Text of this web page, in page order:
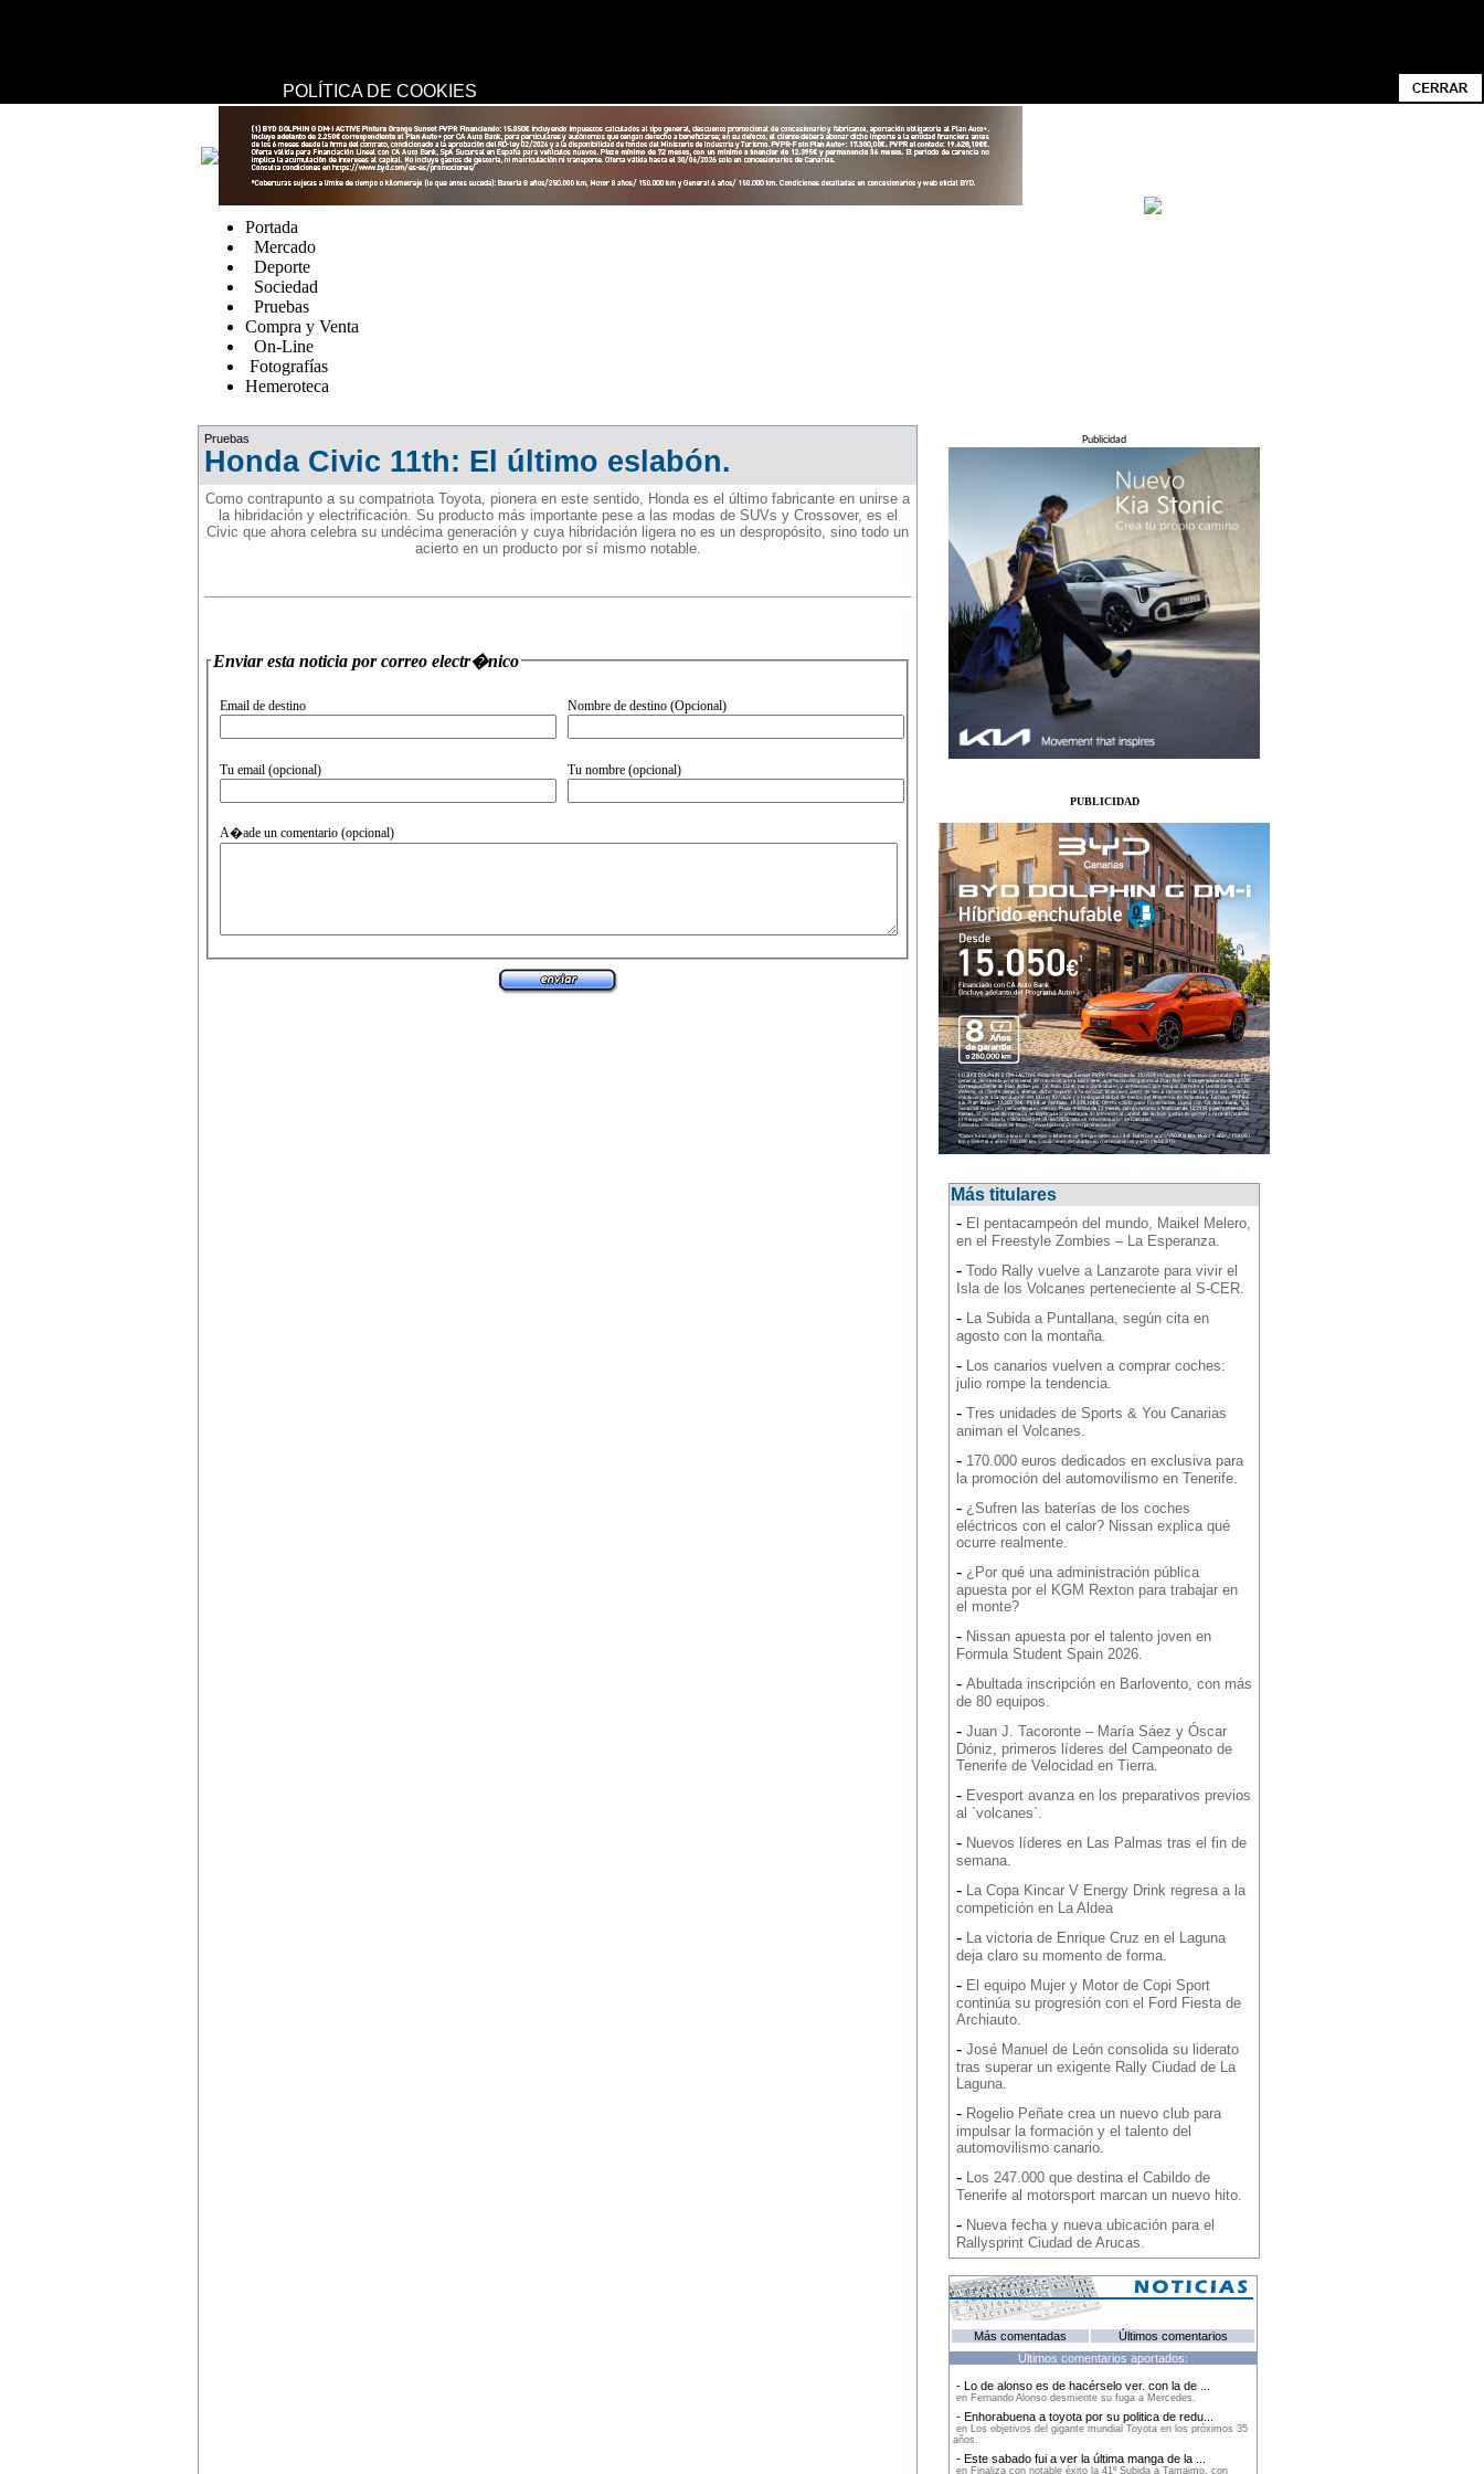
POLÍTICA DE COOKIES
Portada
Mercado
Deporte
Sociedad
Pruebas
Compra y Venta
On-Line
Fotografías
Hemeroteca
Fake Watches
Pruebas
Honda Civic 11th: El último eslabón.
Como contrapunto a su compatriota Toyota, pionera en este sentido, Honda es el último fabricante en unirse a
la hibridación y electrificación. Su producto más importante pese a las modas de SUVs y Crossover, es el
Civic que ahora celebra su undécima generación y cuya hibridación ligera no es un despropósito, sino todo un
acierto en un producto por sí mismo notable.
Enviar esta noticia por correo electr�nico
Email de destino Nombre de destino (Opcional)
Tu email (opcional) Tu nombre (opcional)
A�ade un comentario (opcional)
Publicidad
PUBLICIDAD
Más titulares
- El pentacampeón del mundo, Maikel Melero,
en el Freestyle Zombies – La Esperanza.
- Todo Rally vuelve a Lanzarote para vivir el
Isla de los Volcanes perteneciente al S-CER.
- La Subida a Puntallana, según cita en
agosto con la montaña.
- Los canarios vuelven a comprar coches:
julio rompe la tendencia.
- Tres unidades de Sports & You Canarias
animan el Volcanes.
- 170.000 euros dedicados en exclusiva para
la promoción del automovilismo en Tenerife.
- ¿Sufren las baterías de los coches
eléctricos con el calor? Nissan explica qué
ocurre realmente.
- ¿Por qué una administración pública
apuesta por el KGM Rexton para trabajar en
el monte?
- Nissan apuesta por el talento joven en
Formula Student Spain 2026.
- Abultada inscripción en Barlovento, con más
de 80 equipos.
- Juan J. Tacoronte – María Sáez y Óscar
Dóniz, primeros líderes del Campeonato de
Tenerife de Velocidad en Tierra.
- Evesport avanza en los preparativos previos
al `volcanes`.
- Nuevos líderes en Las Palmas tras el fin de
semana.
- La Copa Kincar V Energy Drink regresa a la
competición en La Aldea
- La victoria de Enrique Cruz en el Laguna
deja claro su momento de forma.
- El equipo Mujer y Motor de Copi Sport
continúa su progresión con el Ford Fiesta de
Archiauto.
- José Manuel de León consolida su liderato
tras superar un exigente Rally Ciudad de La
Laguna.
- Rogelio Peñate crea un nuevo club para
impulsar la formación y el talento del
automovilismo canario.
- Los 247.000 que destina el Cabildo de
Tenerife al motorsport marcan un nuevo hito.
- Nueva fecha y nueva ubicación para el
Rallysprint Ciudad de Arucas.
Más comentadas
Últimos comentarios
Últimos comentarios aportados:
- Lo de alonso es de hacérselo ver. con la de ...
en Fernando Alonso desmiente su fuga a Mercedes.
- Enhorabuena a toyota por su politica de redu...
en Los objetivos del gigante mundial Toyota en los próximos 35
años.
- Este sabado fui a ver la última manga de la ...
en Finaliza con notable éxito la 41º Subida a Tamaimo, con